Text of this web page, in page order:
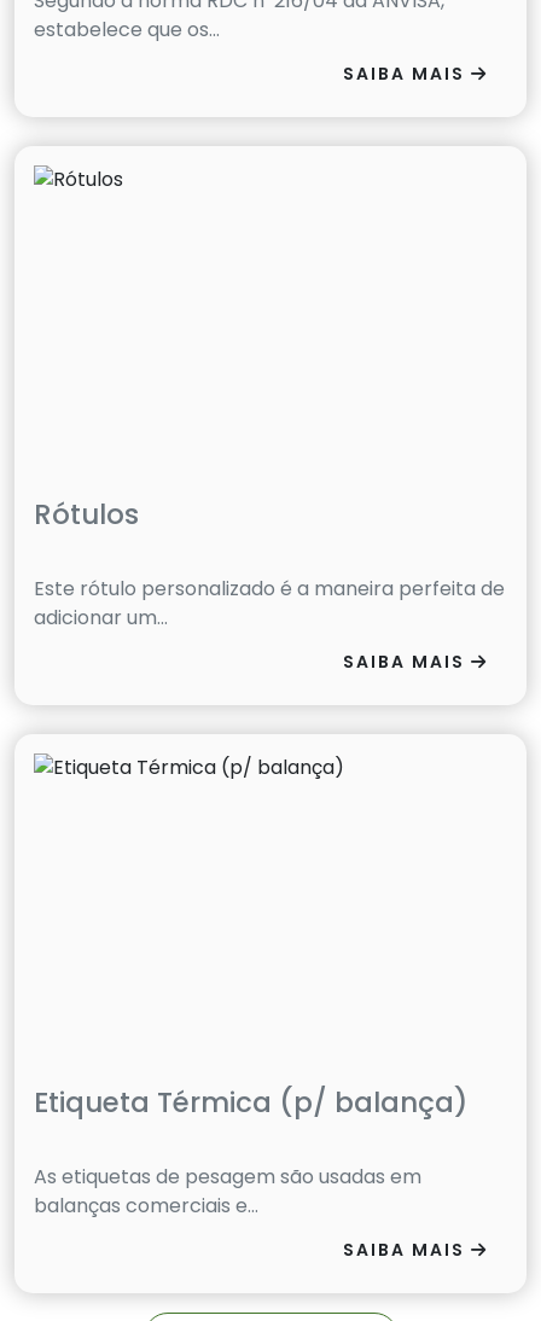
estabelece que os...
SAIBA MAIS
Rótulos
Este rótulo personalizado é a maneira perfeita de
adicionar um...
SAIBA MAIS
Etiqueta Térmica (p/ balança)
As etiquetas de pesagem são usadas em
balanças comerciais e...
SAIBA MAIS